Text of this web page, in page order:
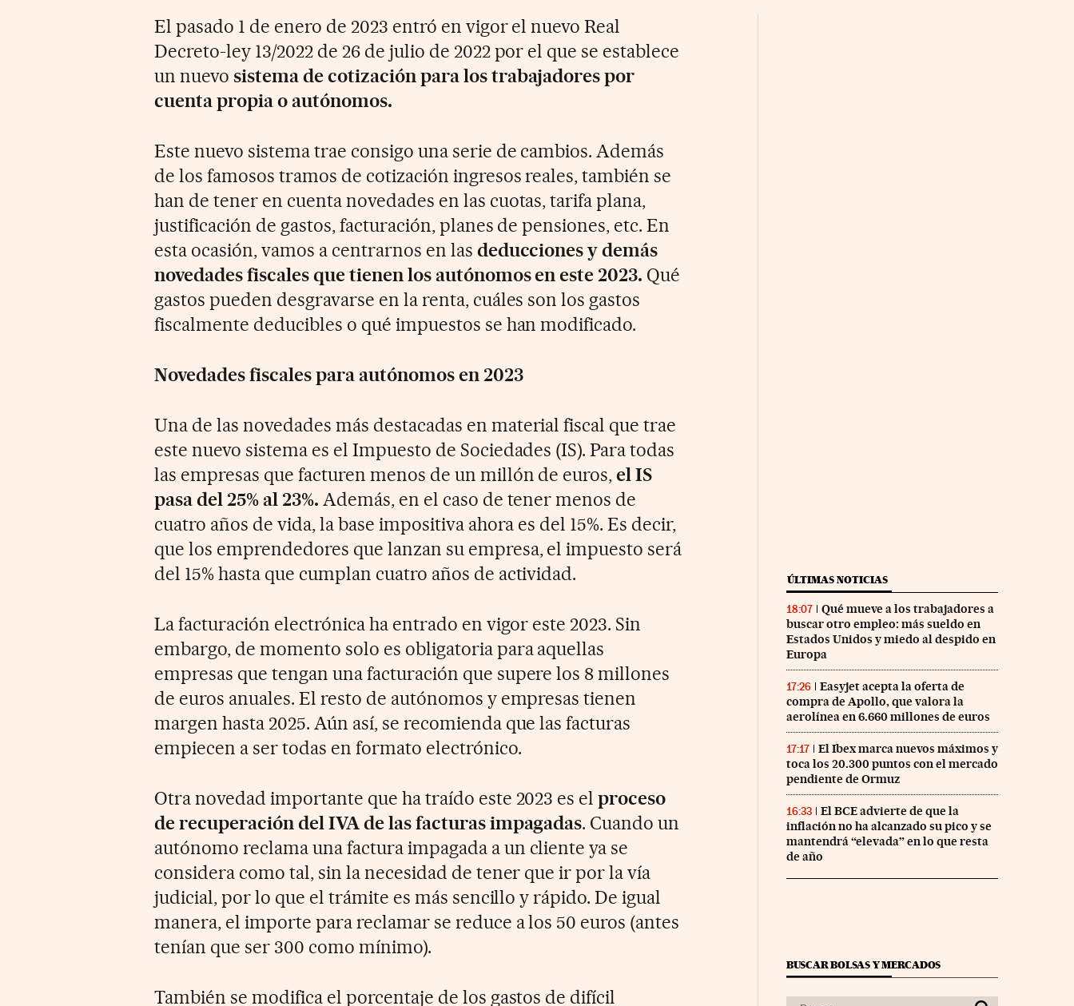
El pasado 1 de enero de 2023 entró en vigor el nuevo Real
Decreto-ley 13/2022 de 26 de julio de 2022 por el que se establece
un nuevosistema de cotización para los trabajadores por
cuenta propia o autónomos.
Este nuevo sistema trae consigo una serie de cambios. Además
de los famosos tramos de cotización ingresos reales, también se
han de tener en cuenta novedades en las cuotas, tarifa plana,
justificación de gastos, facturación, planes de pensiones, etc. En
esta ocasión, vamos a centrarnos en las deducciones y demás
novedades fiscales que tienen los autónomos en este 2023. Qué
gastos pueden desgravarse en la renta, cuáles son los gastos
fiscalmente deducibles o qué impuestos se han modificado.
Novedades fiscales para autónomos en 2023
Una de las novedades más destacadas en material fiscal que trae
este nuevo sistema es el Impuesto de Sociedades (IS). Para todas
las empresas que facturen menos de un millón de euros,el IS
pasa del 25% al 23%. Además, en el caso de tener menos de
cuatro años de vida, la base impositiva ahora es del 15%. Es decir,
que los emprendedores que lanzan su empresa, el impuesto será
del 15% hasta que cumplan cuatro años de actividad.
La facturación electrónica ha entrado en vigor este 2023. Sin
embargo, de momento solo es obligatoria para aquellas
empresas que tengan una facturación que supere los 8 millones
de euros anuales. El resto de autónomos y empresas tienen
margen hasta 2025. Aún así, se recomienda que las facturas
empiecen a ser todas en formato electrónico.
Otra novedad importante que ha traído este 2023 es elproceso
de recuperación del IVA de las facturas impagadas. Cuando un
autónomo reclama una factura impagada a un cliente ya se
considera como tal, sin la necesidad de tener que ir por la vía
judicial, por lo que el trámite es más sencillo y rápido. De igual
manera, el importe para reclamar se reduce a los 50 euros (antes
tenían que ser 300 como mínimo).
También se modifica el porcentaje de los gastos de difícil
ÚLTIMAS NOTICIAS
18:07
Qué mueve a los trabajadores a
buscar otro empleo: más sueldo en
Estados Unidos y miedo al despido en
Europa
17:26
Easyjet acepta la oferta de
compra de Apollo, que valora la
aerolínea en 6.660 millones de euros
17:17
El Ibex marca nuevos máximos y
toca los 20.300 puntos con el mercado
pendiente de Ormuz
16:33
El BCE advierte de que la
inflación no ha alcanzado su pico y se
mantendrá “elevada” en lo que resta
de año
BUSCAR BOLSAS Y MERCADOS